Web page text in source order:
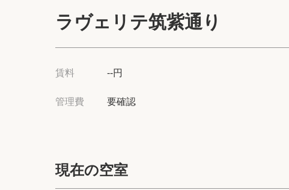
ラヴェリテ筑紫通り
賃料 --円
管理費 要確認
現在の空室